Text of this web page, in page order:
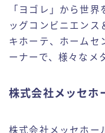
「ヨゴレ」から世
ッグコンビニエンス
キホーテ、ホームセ
ーナーで、様々なメ
株式会社メッセホ
株式会社メッセホー